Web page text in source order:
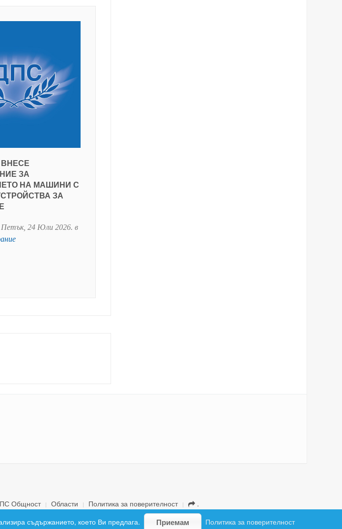
ЗА
НА МАШИНИ С
ЗА
Петък, 24 Юли 2026. в
Общност Области Политика за поверителност
.
съдържанието, което Ви предлага. Приемам Политика за поверителност